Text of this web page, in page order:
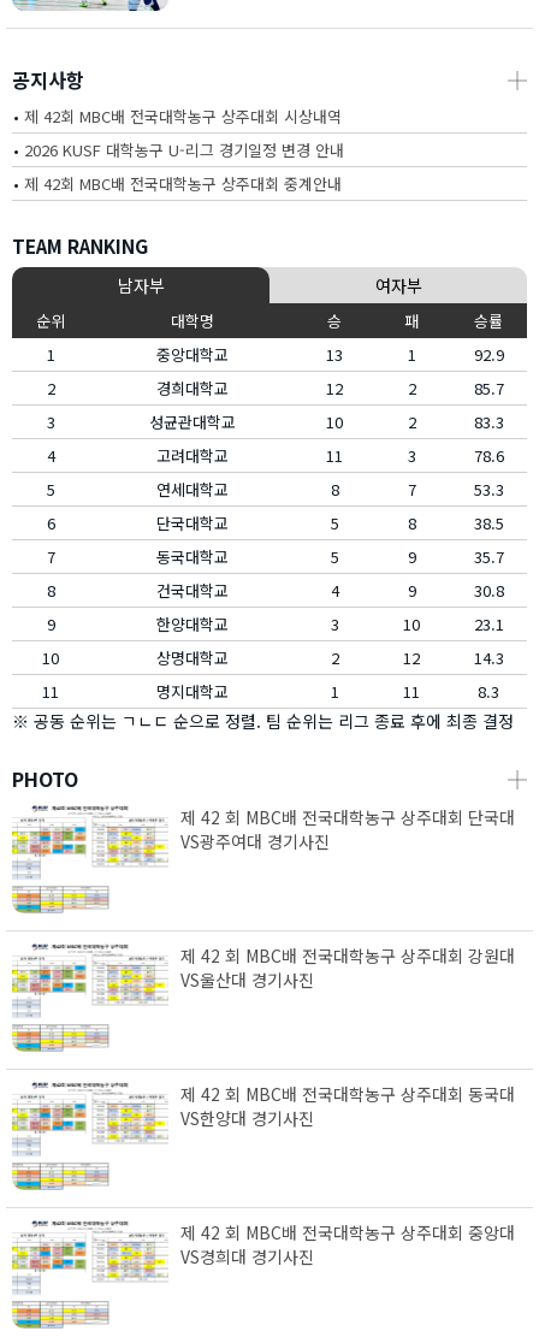
공지사항 ┼
• 제 42회 MBC배 전국대학농구 상주대회 시상내역
• 2026 KUSF 대학농구 U-리그 경기일정 변경 안내
• 제 42회 MBC배 전국대학농구 상주대회 중계안내
TEAM RANKING
남자부 여자부
순위 대학명 승 패
승률
1
중앙대학교 13 1
92.9
2
경희대학교 12 2
85.7
3
성균관대학교 10 2
83.3
4
고려대학교 11 3
78.6
5
연세대학교 8 7
53.3
6
단국대학교 5 8
38.5
7
동국대학교 5 9
35.7
8
건국대학교 4 9
30.8
9
한양대학교 3 10
23.1
10
상명대학교 2 12
14.3
11
명지대학교 1 11 8.3
※ 공동 순위는 ㄱㄴㄷ 순으로 정렬. 팀 순위는 리그 종료 후에 최종 결정
PHOTO ┼
제 42 회 MBC배 전국대학농구 상주대회 단국대
VS광주여대 경기사진
제 42 회 MBC배 전국대학농구 상주대회 강원대
VS울산대 경기사진
제 42 회 MBC배 전국대학농구 상주대회 동국대
VS한양대 경기사진
제 42 회 MBC배 전국대학농구 상주대회 중앙대
VS경희대 경기사진